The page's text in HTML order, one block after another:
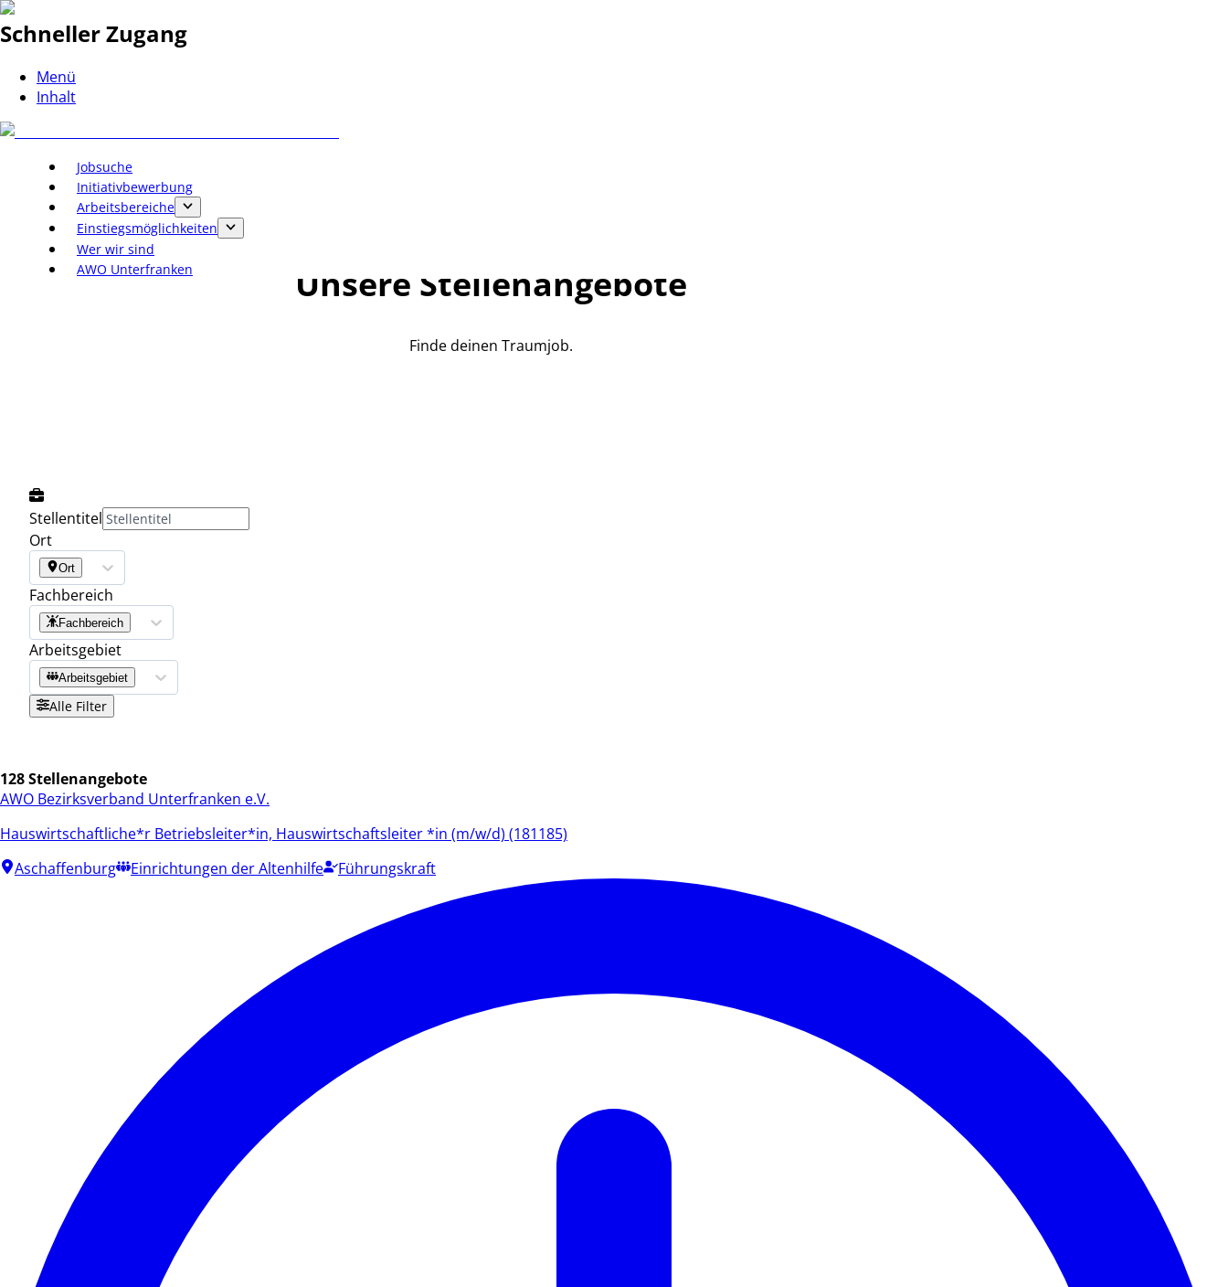
Schneller Zugang
Menü
Inhalt
Jobsuche
Initiativbewerbung
Arbeitsbereiche
Einstiegsmöglichkeiten
Wer wir sind
AWO Unterfranken
Unsere Stellenangebote
Finde deinen Traumjob.
Stellentitel
Ort
Ort
Fachbereich
Fachbereich
Arbeitsgebiet
Arbeitsgebiet
Alle Filter
128 Stellenangebote
AWO Bezirksverband Unterfranken e.V.
Hauswirtschaftliche*r Betriebsleiter*in, Hauswirtschaftsleiter *in (m/w/d) (181185)
Aschaffenburg
Einrichtungen der Altenhilfe Führungskraft